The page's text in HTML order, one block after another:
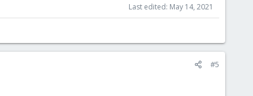
Last edited: May 14, 2021
#5